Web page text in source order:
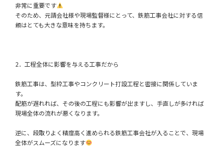
非常に重要です
そのため、元請会社様や現場監督様にとって、鉄筋工事会社に対する信
頼はとても大きな意味を持ちます。
2．工程全体に影響を与える工事だから
鉄筋工事は、型枠工事やコンクリート打設工程と密接に関係していま
す。
配筋が遅れれば、その後の工程にも影響が出ますし、手直しが多ければ
現場全体の流れが悪くなります。
逆に、段取りよく精度高く進められる鉄筋工事会社が入ることで、現場
全体がスムーズになります